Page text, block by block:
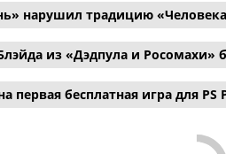
нарушил традицию
из «Дэдпула и
первая бесплатная игра для PS